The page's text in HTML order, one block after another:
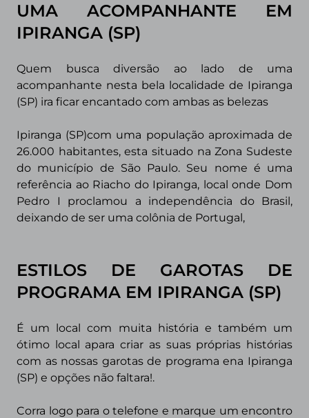
UMA ACOMPANHANTE EM
IPIRANGA (SP)
Quem busca diversão ao lado de uma
acompanhante nesta bela localidade de Ipiranga
(SP) ira ficar encantado com ambas as belezas
Ipiranga (SP)com uma população aproximada de
26.000 habitantes, esta situado na Zona Sudeste
do município de São Paulo. Seu nome é uma
referência ao Riacho do Ipiranga, local onde Dom
Pedro I proclamou a independência do Brasil,
deixando de ser uma colônia de Portugal,
ESTILOS DE GAROTAS DE
PROGRAMA EM IPIRANGA (SP)
É um local com muita história e também um
ótimo local apara criar as suas próprias histórias
com as nossas garotas de programa ena Ipiranga
(SP) e opções não faltara!.
Corra logo para o telefone e marque um encontro